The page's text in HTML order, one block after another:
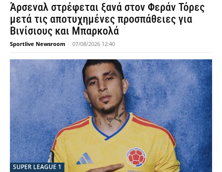
Άρσεναλ στρέφεται ξανά στον Φεράν Τόρες
μετά τις αποτυχημένες προσπάθειες για
Βινίσιους και Μπαρκολά
Sportlive Newsroom - 07/08/2026 12:40
SUPER LEAGUE 1